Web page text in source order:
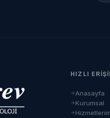
HIZLI
Anasayfa
Kurumsal